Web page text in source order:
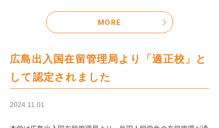
MORE
広島出入国在留管理局より「適正校」と
して認定されました
2024.11.01